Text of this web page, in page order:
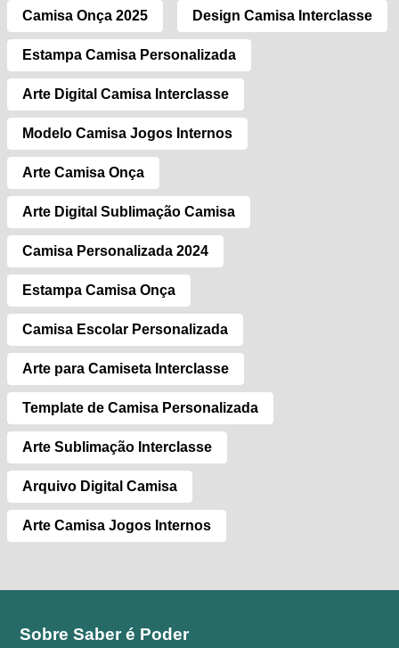
Camisa Onça 2025 Design Camisa Interclasse
Estampa Camisa Personalizada
Arte Digital Camisa Interclasse
Modelo Camisa Jogos Internos
Arte Camisa Onça
Arte Digital Sublimação Camisa
Camisa Personalizada 2024
Estampa Camisa Onça
Camisa Escolar Personalizada
Arte para Camiseta Interclasse
Template de Camisa Personalizada
Arte Sublimação Interclasse
Arquivo Digital Camisa
Arte Camisa Jogos Internos
Sobre Saber é Poder